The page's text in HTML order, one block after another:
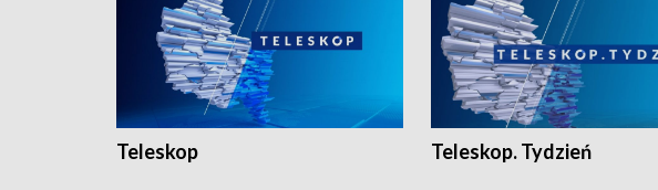
Teleskop Teleskop. Tydzień